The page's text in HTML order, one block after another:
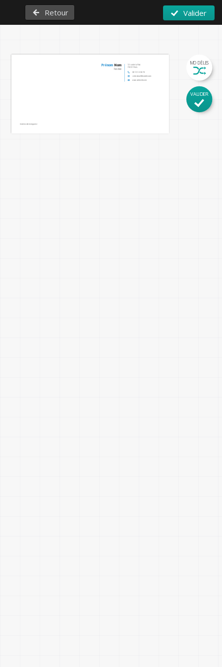
Retour Valider
MODÈLES
VALIDER
Insérez votre slogan ici
www.votresite.com
06 12 34 56 78
votre.email@societe.com
Prénom Nom
Fonction
12 rue de la Paix
75001 Paris